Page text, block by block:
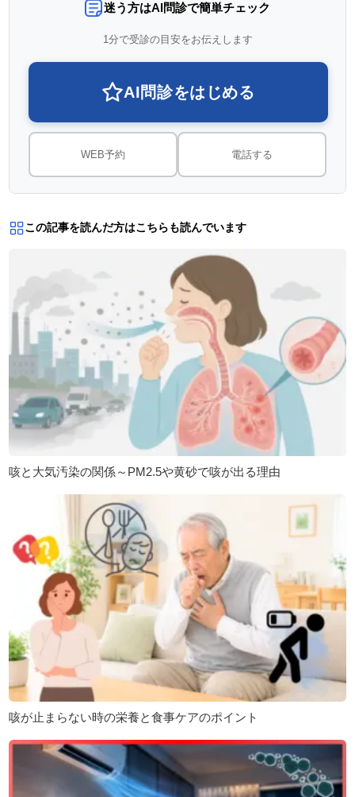
迷う方はAI問診で簡単チェック
1分で受診の目安をお伝えします
AI問診をはじめる
WEB予約 電話する
この記事を読んだ方はこちらも読んでいます
咳と大気汚染の関係～PM2.5や黄砂で咳が出る理由
咳が止まらない時の栄養と食事ケアのポイント